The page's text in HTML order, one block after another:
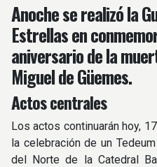
Anoche se realizó la
Estrellas en
aniversario de la
Miguel de Güemes.
Actos centrales
Los actos continuarán hoy,
la celebración de un
del Norte de la Catedral